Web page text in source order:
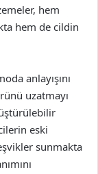
hem
hem de cildin
anlayışını
uzatmayı
eski
sunmakta